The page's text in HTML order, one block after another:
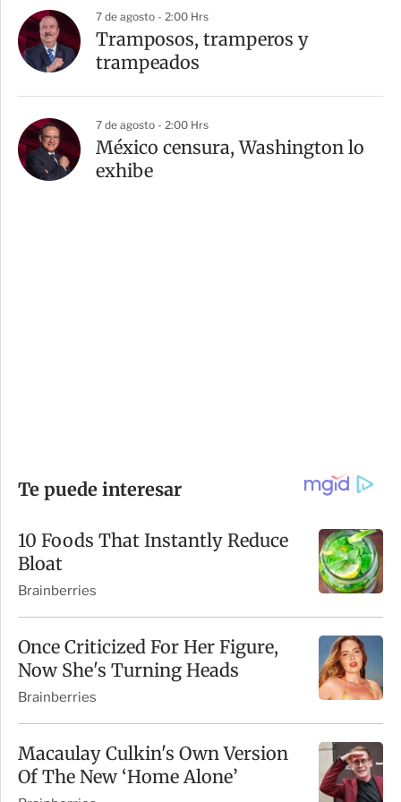
7 de agosto - 2:00 Hrs
Tramposos, tramperos y
trampeados
7 de agosto - 2:00 Hrs
México censura, Washington lo
exhibe